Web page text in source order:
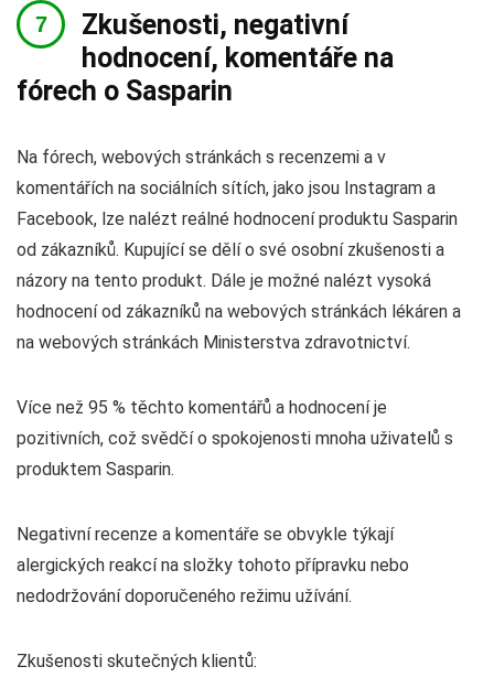
Zkušenosti, negativní
hodnocení, komentáře na
fórech o Sasparin
Na fórech, webových stránkách s recenzemi a v
komentářích na sociálních sítích, jako jsou Instagram a
Facebook, lze nalézt reálné hodnocení produktu Sasparin
od zákazníků. Kupující se dělí o své osobní zkušenosti a
názory na tento produkt. Dále je možné nalézt vysoká
hodnocení od zákazníků na webových stránkách lékáren a
na webových stránkách Ministerstva zdravotnictví.
Více než 95 % těchto komentářů a hodnocení je
pozitivních, což svědčí o spokojenosti mnoha uživatelů s
produktem Sasparin.
Negativní recenze a komentáře se obvykle týkají
alergických reakcí na složky tohoto přípravku nebo
nedodržování doporučeného režimu užívání.
Zkušenosti skutečných klientů: